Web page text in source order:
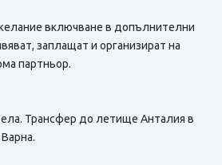
включване в допълнителни
заплащат и организират на
партньор.
Трансфер до летище Анталия в